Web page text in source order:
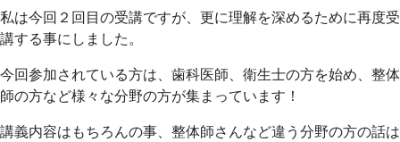
私は今回２回目の受講ですが、更に理解を深めるために再度受
講する事にしました。
今回参加されている方は、歯科医師、衛生士の方を始め、整体
師の方など様々な分野の方が集まっています！
講義内容はもちろんの事、整体師さんなど違う分野の方の話は